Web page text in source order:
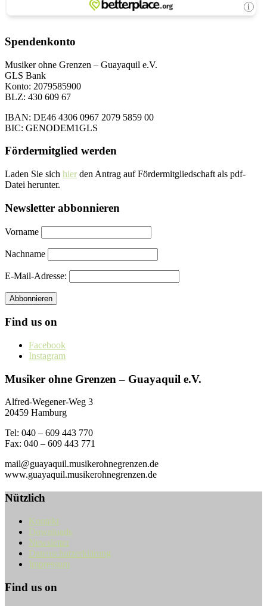
Spendenkonto
Musiker ohne Grenzen – Guayaquil e.V.
GLS Bank
Konto: 2079585900
BLZ: 430 609 67
IBAN: DE46 4306 0967 2079 5859 00
BIC: GENODEM1GLS
Fördermitglied werden
Laden Sie sich hier den Antrag auf Fördermitgliedschaft als pdf-
Datei herunter.
Newsletter abbonnieren
Vorname
Nachname
E-Mail-Adresse:
Find us on
Facebook
Instagram
Musiker ohne Grenzen – Guayaquil e.V.
Alfred-Wegener-Weg 3
20459 Hamburg
Tel: 040 – 609 443 770
Fax: 040 – 609 443 771
mail@guayaquil.musikerohnegrenzen.de
www.guayaquil.musikerohnegrenzen.de
Nützlich
Kontakt
Downloads
Newsletter
Datenschutzerklärung
Impressum
Find us on